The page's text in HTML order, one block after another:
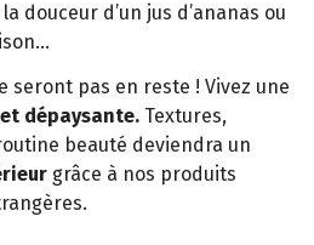
douceur d’un jus d’ananas ou
seront pas en reste ! Vivez une
dépaysante. Textures,
beauté deviendra un
grâce à nos produits